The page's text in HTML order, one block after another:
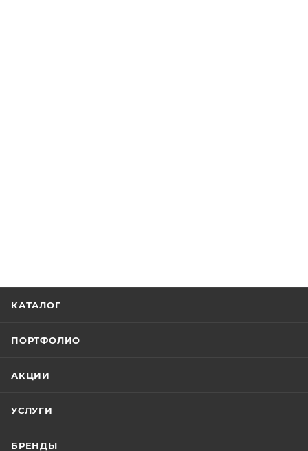
КАТАЛОГ
ПОРТФОЛИО
АКЦИИ
УСЛУГИ
БРЕНДЫ